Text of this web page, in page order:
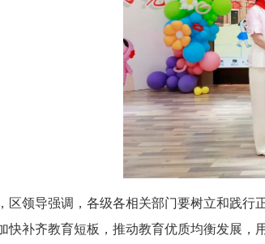
领导强调，各级各相关部门要树立和践行
快补齐教育短板，推动教育优质均衡发展，